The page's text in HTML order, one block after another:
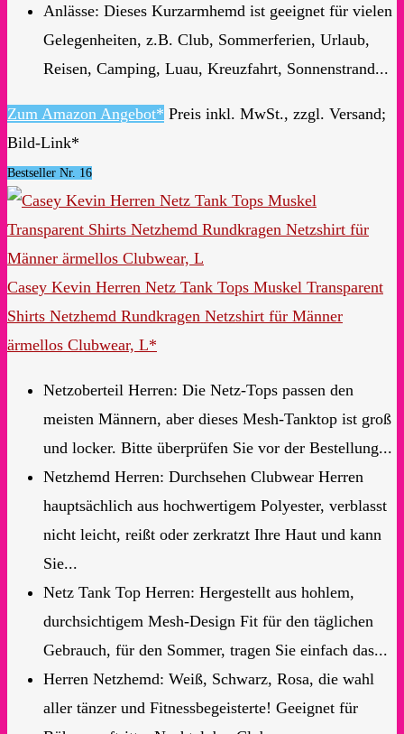
Anlässe: Dieses Kurzarmhemd ist geeignet für vielen
Gelegenheiten, z.B. Club, Sommerferien, Urlaub,
Reisen, Camping, Luau, Kreuzfahrt, Sonnenstrand...
Zum Amazon Angebot* Preis inkl. MwSt., zzgl. Versand;
Bild-Link*
Bestseller Nr. 16
Casey Kevin Herren Netz Tank Tops Muskel Transparent
Shirts Netzhemd Rundkragen Netzshirt für Männer
ärmellos Clubwear, L*
Netzoberteil Herren: Die Netz-Tops passen den
meisten Männern, aber dieses Mesh-Tanktop ist groß
und locker. Bitte überprüfen Sie vor der Bestellung...
Netzhemd Herren: Durchsehen Clubwear Herren
hauptsächlich aus hochwertigem Polyester, verblasst
nicht leicht, reißt oder zerkratzt Ihre Haut und kann
Sie...
Netz Tank Top Herren: Hergestellt aus hohlem,
durchsichtigem Mesh-Design Fit für den täglichen
Gebrauch, für den Sommer, tragen Sie einfach das...
Herren Netzhemd: Weiß, Schwarz, Rosa, die wahl
aller tänzer und Fitnessbegeisterte! Geeignet für